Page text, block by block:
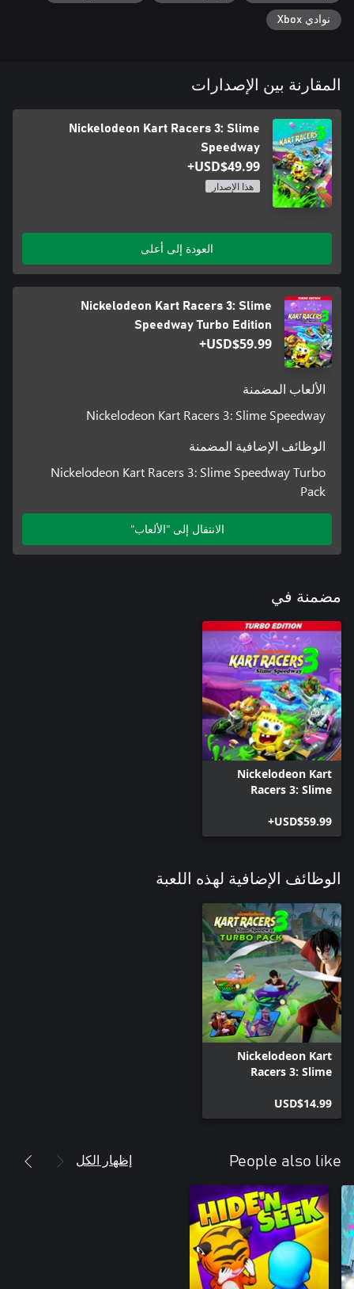
نوادي Xbox
المقارنة بين الإصدارات
Nickelodeon Kart Racers 3: Slime
Speedway
USD$49.99+
هذا الإصدار
العودة إلى أعلى
Nickelodeon Kart Racers 3: Slime
Speedway Turbo Edition
USD$59.99+
الألعاب المضمنة
Nickelodeon Kart Racers 3: Slime Speedway
الوظائف الإضافية المضمنة
Nickelodeon Kart Racers 3: Slime Speedway Turbo
Pack
الانتقال إلى "الألعاب"
مضمنة في
Nickelodeon Kart
Racers 3: Slime
Edition
USD$59.99+
الوظائف الإضافية لهذه اللعبة
Nickelodeon Kart
Racers 3: Slime
USD$14.99
People also like إظهار الكل